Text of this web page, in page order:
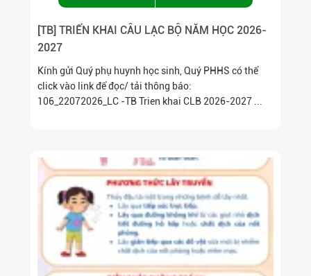
[TB] TRIỂN KHAI CÂU LẠC BỘ NĂM HỌC 2026-
2027
Kính gửi Quý phụ huynh học sinh, Quý PHHS có thể
click vào link để đọc/ tải thông báo:
106_22072026_LC -TB Trien khai CLB 2026-2027 ...